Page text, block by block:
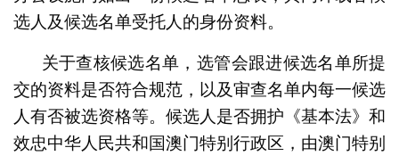
选人及候选名单受托人的身份资料。
关于查核候选名单，选管会跟进候选名单所提
交的资料是否符合规范，以及审查名单内每一候选
人有否被选资格等。候选人是否拥护《基本法》和
效忠中华人民共和国澳门特别行政区，由澳门特别